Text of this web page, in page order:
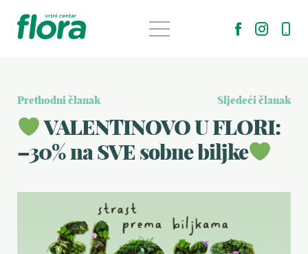
VALENTINOVO U FLORI:
–30% na SVE sobne biljke
Prethodni članak Sljedeći članak